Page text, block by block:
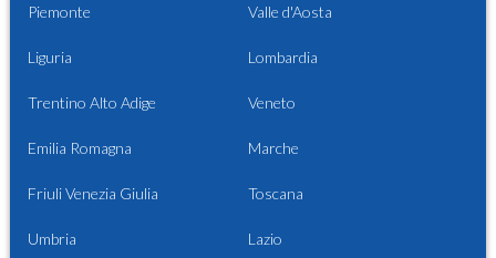
Piemonte Valle d'Aosta
Liguria Lombardia
Trentino Alto Adige Veneto
Emilia Romagna Marche
Friuli Venezia Giulia Toscana
Umbria Lazio